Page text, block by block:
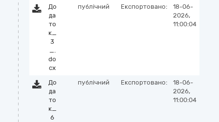
До
да
то
к_
3
_.
do
cx
публічний Експортовано:
18-06-
2026,
11:00:04
До
да
то
к_
6
публічний Експортовано:
18-06-
2026,
11:00:04